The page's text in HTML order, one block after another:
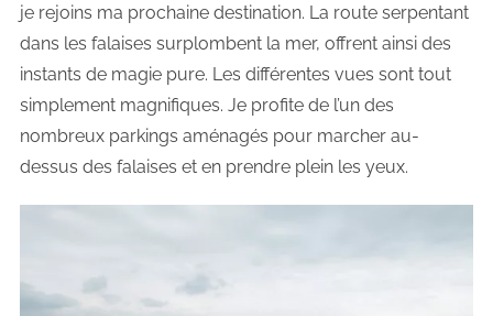
je rejoins ma prochaine destination. La route serpentant
dans les falaises surplombent la mer, offrent ainsi des
instants de magie pure. Les différentes vues sont tout
simplement magnifiques. Je profite de l’un des
nombreux parkings aménagés pour marcher au-
dessus des falaises et en prendre plein les yeux.